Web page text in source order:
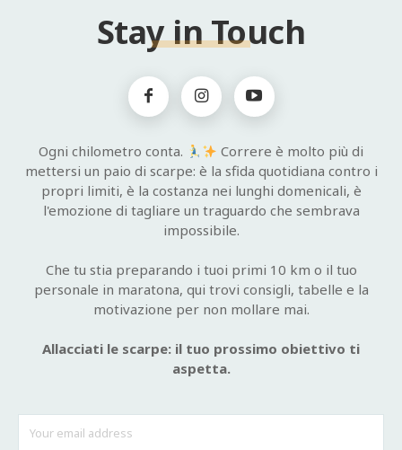
Stay in Touch
Ogni chilometro conta.
Correre è molto più di
mettersi un paio di scarpe: è la sfida quotidiana contro i
propri limiti, è la costanza nei lunghi domenicali, è
l'emozione di tagliare un traguardo che sembrava
impossibile.
Che tu stia preparando i tuoi primi 10 km o il tuo
personale in maratona, qui trovi consigli, tabelle e la
motivazione per non mollare mai.
Allacciati le scarpe: il tuo prossimo obiettivo ti
aspetta.